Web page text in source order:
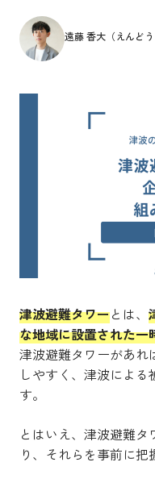
遠藤 香大（えんどう
津波避難タワーとは、
な地域に設置された一
津波避難タワーがあれ
しやすく、津波によ
す。
とはいえ、津波避難
り、それらを事前に把